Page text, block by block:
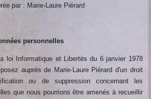
par : Marie-Laure Piérard
personnelles
loi Informatique et Libertés du 6 janvier 1978
auprès de Marie-Laure Piérard d'un droit
ou de suppression concernant les
que nous pourrions être amenés à recueillir